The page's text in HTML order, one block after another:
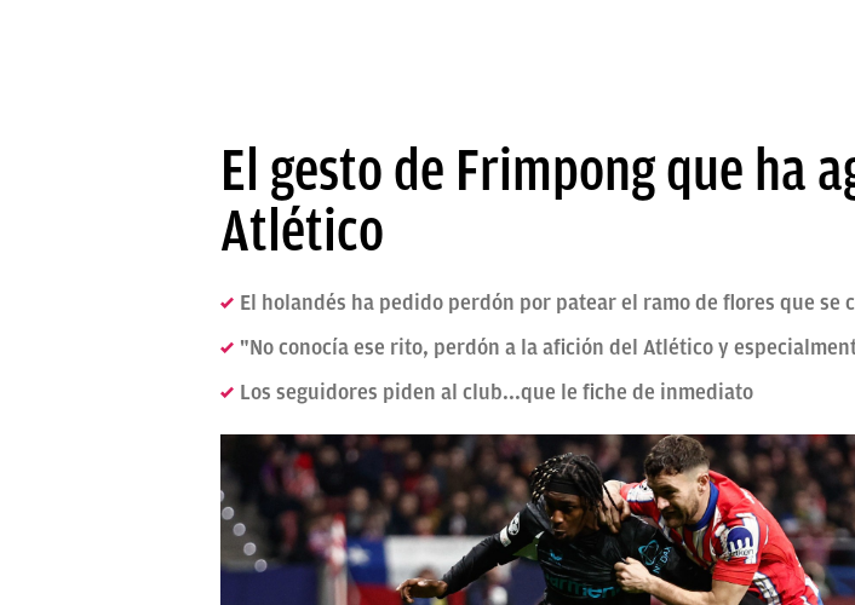
El gesto de Frimpong que ha
Atlético
El holandés ha pedido perdón por patear el ramo de flores que se
"No conocía ese rito, perdón a la afición del Atlético y
Los seguidores piden al club...que le fiche de inmediato